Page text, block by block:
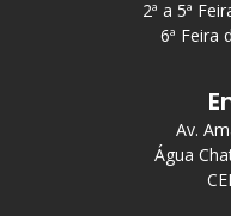
2ª a 5ª
6ª Feira
Av.
Água